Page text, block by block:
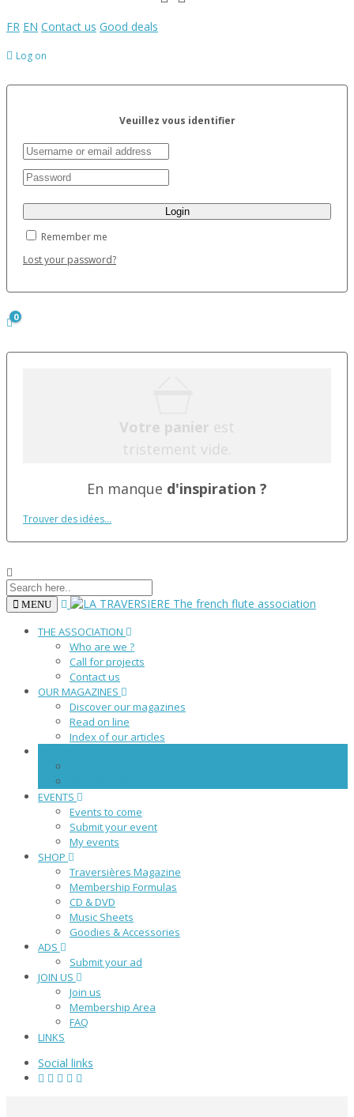
FR EN Contact us Good deals
Log on
Veuillez vous identifier
Remember me
Lost your password?
0
Votre panier est
tristement vide.
En manque d'inspiration ?
Trouver des idées...
MENU
THE ASSOCIATION
Who are we ?
Call for projects
Contact us
OUR MAGAZINES
Discover our magazines
Read on line
Index of our articles
EVENTS
Events to come
Submit your event
My events
SHOP
Traversières Magazine
Membership Formulas
CD & DVD
Music Sheets
Goodies & Accessories
ADS
Submit your ad
JOIN US
Join us
Membership Area
FAQ
LINKS
Social links